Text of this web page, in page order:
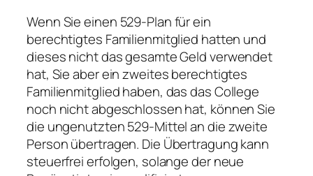
Wenn Sie einen 529-Plan für ein
berechtigtes Familienmitglied hatten und
dieses nicht das gesamte Geld verwendet
hat, Sie aber ein zweites berechtigtes
Familienmitglied haben, das das College
noch nicht abgeschlossen hat, können Sie
die ungenutzten 529-Mittel an die zweite
Person übertragen. Die Übertragung kann
steuerfrei erfolgen, solange der neue